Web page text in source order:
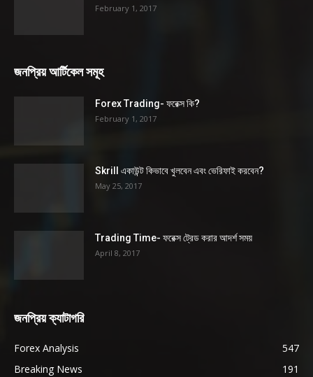
February 1, 2017
জনপ্রিয় আর্টিকেল সমূহ
Forex Trading- ফরেক্স কি?
February 1, 2017
Skrill একাউন্ট কিভাবে খুলবেন এবং ভেরিফাই করবেন?
May 25, 2017
Trading Time- ফরেক্স ট্রেড করার আদর্শ সময়
April 8, 2017
জনপ্রিয় ক্যাটাগরি
Forex Analysis
547
Breaking News
191